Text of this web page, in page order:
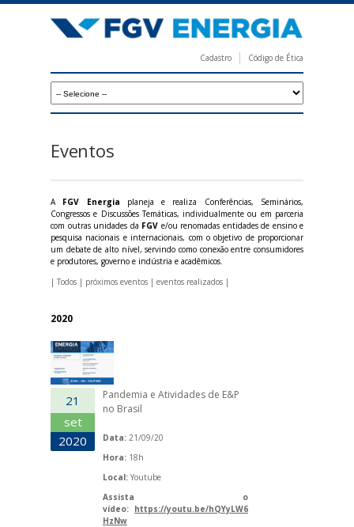
para
principal
V
r
a
Cadastro Código de Ética
Eventos
A FGV Energia planeja e realiza Conferências, Seminários,
Congressos e Discussões Temáticas, individualmente ou em parceria
com outras unidades da FGV e/ou renomadas entidades de ensino e
pesquisa nacionais e internacionais, com o objetivo de proporcionar
um debate de alto nível, servindo como conexão entre consumidores
e produtores, governo e indústria e acadêmicos.
| Todos | próximos eventos | eventos realizados |
2020
21
set
2020
Pandemia e Atividades de E&P
no Brasil
Data: 21/09/20
Hora: 18h
Local: Youtube
Assista o
vídeo: https://youtu.be/hQYyLW6
HzNw